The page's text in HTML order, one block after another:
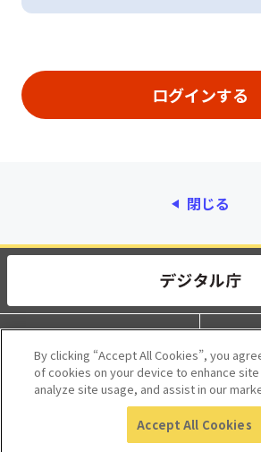
閉じる
動作環境
利用規約
© 2017 Digital Agency, Government of Japan.
By clicking “Accept All Cookies”, you
of cookies on your device to enhance
analyze site usage, and assist in our
Accept All Cookies